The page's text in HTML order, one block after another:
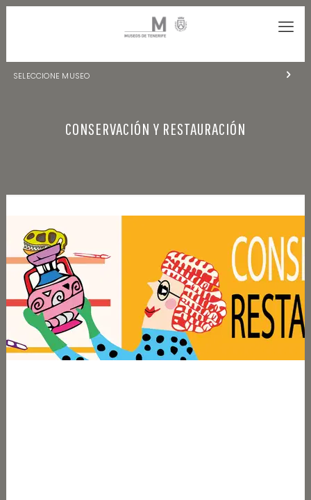
SELECCIONE MUSEO
NATURALEZA Y ARQUEOLOGÍA
CENTRO DE DOCUMENTACIÓN DE CANARIAS Y AMÉRICA
CUEVA DEL VIENTO
CONSERVACIÓN Y RESTAURACIÓN